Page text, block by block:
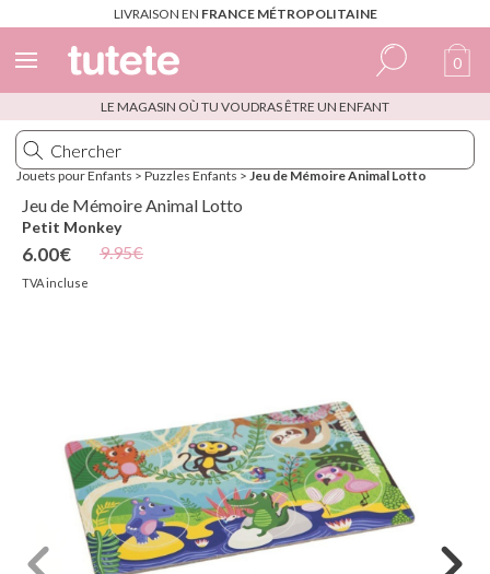
LIVRAISON EN FRANCE MÉTROPOLITAINE
Espagnol
Italien
Anglais
Portugais
Français
0
LE MAGASIN OÙ TU VOUDRAS ÊTRE UN ENFANT
Jouets pour Enfants > Puzzles Enfants > Jeu de Mémoire Animal Lotto
Jeu de Mémoire Animal Lotto
Petit Monkey
6.00€
TVA incluse
9.95€